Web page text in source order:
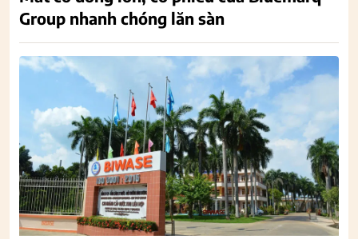
Group nhanh chóng lăn sàn